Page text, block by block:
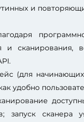
и
и
(для
удобно
запуск сканера